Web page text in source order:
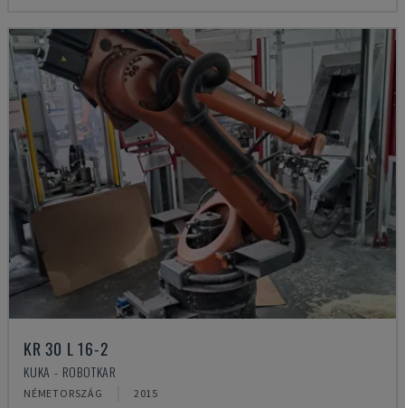
KR 30 L 16-2
KUKA - ROBOTKAR
NÉMETORSZÁG 2015